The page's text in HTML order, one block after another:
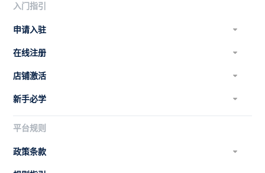
入门指引
申请入驻
在线注册
店铺激活
新手必学
平台规则
政策条款